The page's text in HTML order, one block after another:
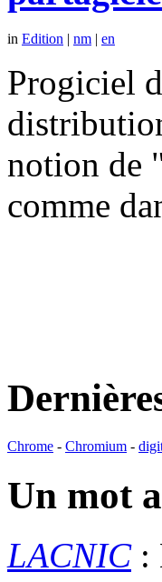
in Edition | nm | en
Progiciel
notion de
comme
Chrome - Chromium -
Un mot
LACNIC: